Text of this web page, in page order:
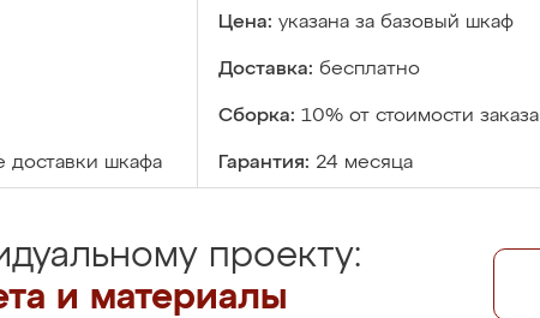
Цена: указана за базовый шкаф
Доставка: бесплатно
Сборка: 10% от стоимости заказа
доставки шкафа Гарантия: 24 месяца
проекту:
и материалы